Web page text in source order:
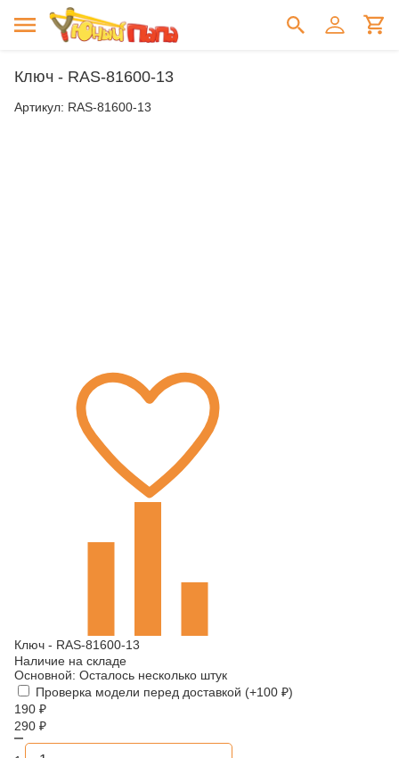
Ключ - RAS-81600-13
Артикул: RAS-81600-13
Ключ - RAS-81600-13
Наличие на складе
Основной: Осталось несколько штук
Проверка модели перед доставкой (+100 ₽)
190 ₽
290 ₽